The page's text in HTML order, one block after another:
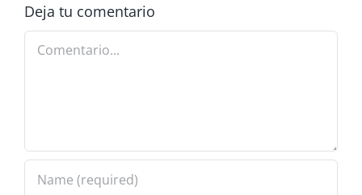
Deja tu comentario
Comentario